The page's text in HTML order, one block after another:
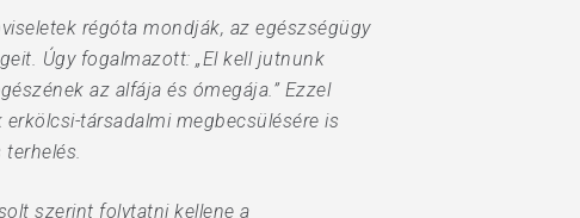
régóta mondják, az egészségügy
Úgy fogalmazott: „El kell jutnunk
az alfája és ómegája.” Ezzel
társadalmi megbecsülésére is
szerint folytatni kellene a